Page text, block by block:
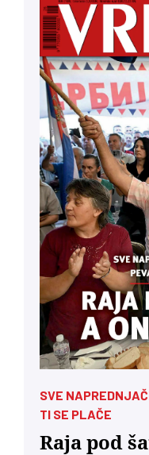
SVE
TI SE PLAČE
Raja pod